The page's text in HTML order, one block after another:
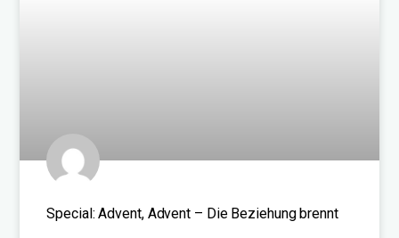
Special: Advent, Advent – Die Beziehung brennt